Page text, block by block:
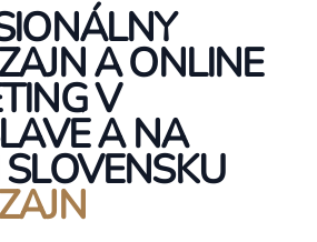
A ONLINE
V
A NA